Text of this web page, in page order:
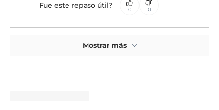
Fue este repaso útil? 0 0
Mostrar más